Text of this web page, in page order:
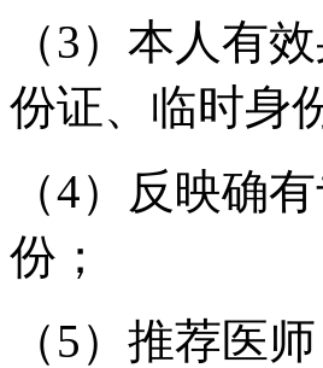
（3）本人有
份证、临时身
（4）反映确
份；
（5）推荐医